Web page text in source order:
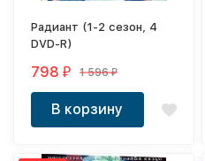
Радиант (1-2 сезон, 4
DVD-R)
798₽ 1 596₽
В корзину